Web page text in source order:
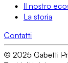
Il nostro
La storia
Contatti
© 2025 Gabetti